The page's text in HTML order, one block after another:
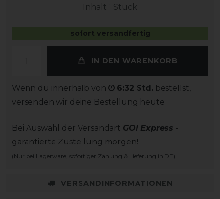
Inhalt 1 Stück
sofort versandfertig
IN DEN WARENKORB
Wenn du innerhalb von 6:32 Std. bestellst,
versenden wir deine Bestellung heute!
Bei Auswahl der Versandart GO! Express -
garantierte Zustellung morgen!
(Nur bei Lagerware, sofortiger Zahlung & Lieferung in DE)
VERSANDINFORMATIONEN